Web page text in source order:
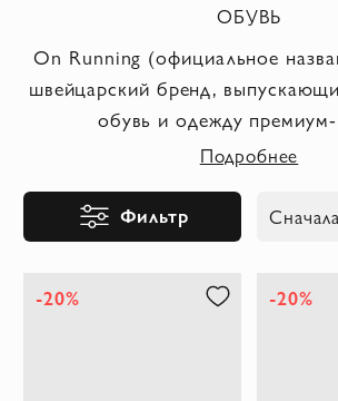
ОБУВЬ
On Running (официальное
швейцарский бренд,
обувь и одежду премиум-
Подробнее
Фильтр
-20% -20%